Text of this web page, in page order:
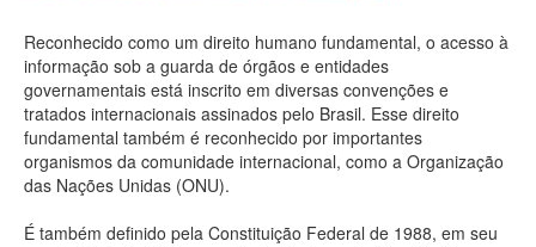
Planejamento
Catálogo de dados
Processo Legislativo
Deputados Estaduais
Administração
Reconhecido como um direito humano fundamental, o acesso à
informação sob a guarda de órgãos e entidades
governamentais está inscrito em diversas convenções e
tratados internacionais assinados pelo Brasil. Esse direito
fundamental também é reconhecido por importantes
organismos da comunidade internacional, como a Organização
das Nações Unidas (ONU).
É também definido pela Constituição Federal de 1988, em seu